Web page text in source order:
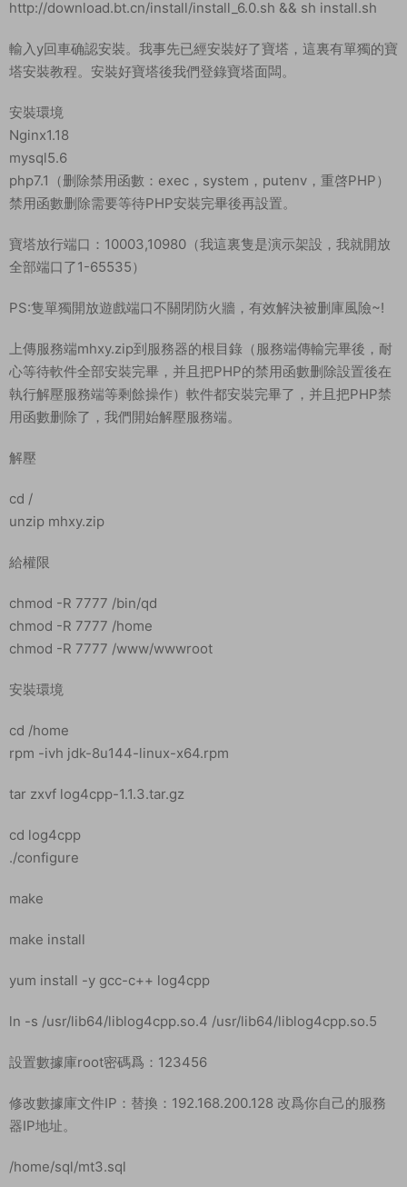
http://download.bt.cn/install/install_6.0.sh && sh install.sh
輸入y回車确認安裝。我事先已經安裝好了寶塔，這裏有單獨的寶
塔安裝教程。安裝好寶塔後我們登錄寶塔面闆。
安裝環境
Nginx1.18
mysql5.6
php7.1（删除禁用函數：exec，system，putenv，重啓PHP）
禁用函數删除需要等待PHP安裝完畢後再設置。
寶塔放行端口：10003,10980（我這裏隻是演示架設，我就開放
全部端口了1-65535）
PS:隻單獨開放遊戲端口不關閉防火牆，有效解決被删庫風險~!
上傳服務端mhxy.zip到服務器的根目錄（服務端傳輸完畢後，耐
心等待軟件全部安裝完畢，并且把PHP的禁用函數删除設置後在
執行解壓服務端等剩餘操作）軟件都安裝完畢了，并且把PHP禁
用函數删除了，我們開始解壓服務端。
解壓
cd /
unzip mhxy.zip
給權限
chmod -R 7777 /bin/qd
chmod -R 7777 /home
chmod -R 7777 /www/wwwroot
安裝環境
cd /home
rpm -ivh jdk-8u144-linux-x64.rpm
tar zxvf log4cpp-1.1.3.tar.gz
cd log4cpp
./configure
make
make install
yum install -y gcc-c++ log4cpp
ln -s /usr/lib64/liblog4cpp.so.4 /usr/lib64/liblog4cpp.so.5
設置數據庫root密碼爲：123456
修改數據庫文件IP：替換：192.168.200.128 改爲你自己的服務
器IP地址。
/home/sql/mt3.sql